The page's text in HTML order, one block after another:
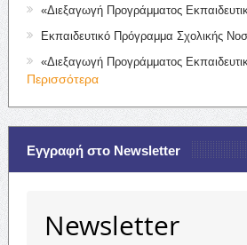
«Διεξαγωγή Προγράμματος
Εκπαιδευτικό Πρόγραμμα Σχολικής
«Διεξαγωγή Προγράμματος
Περισσότερα
Εγγραφή στο Newsletter
Newsletter